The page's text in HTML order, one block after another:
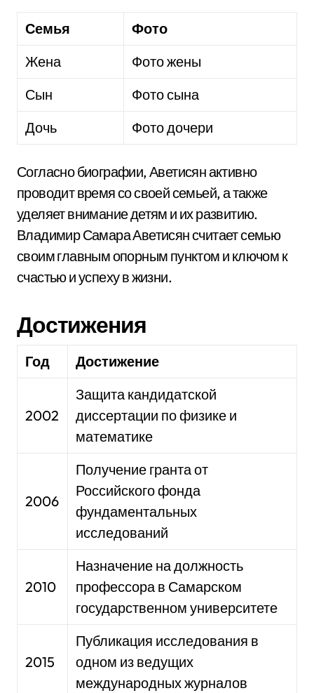
Семья
Фото
Жена
Фото жены
Сын
Фото сына
Дочь
Фото дочери
Согласно биографии, Аветисян активно
проводит время со своей семьей, а также
уделяет внимание детям и их развитию.
Владимир Самара Аветисян считает семью
своим главным опорным пунктом и ключом к
счастью и успеху в жизни.
Достижения
Год Достижение
2002
Защита кандидатской
диссертации по физике и
математике
2006
Получение гранта от
Российского фонда
фундаментальных
исследований
2010
Назначение на должность
профессора в Самарском
государственном университете
2015
Публикация исследования в
одном из ведущих
международных журналов